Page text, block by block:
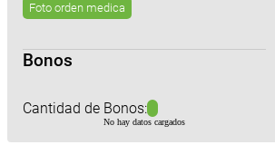
Foto orden medica
Bonos
Cantidad de Bonos:
No hay datos cargados